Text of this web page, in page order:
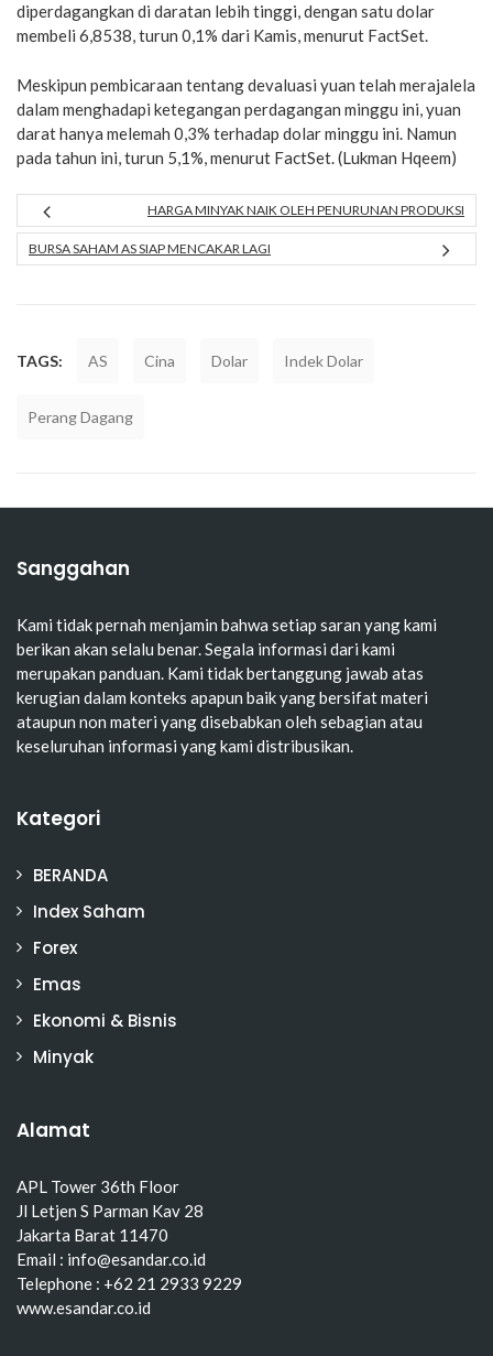
diperdagangkan di daratan lebih tinggi, dengan satu dolar
membeli 6,8538, turun 0,1% dari Kamis, menurut FactSet.
Meskipun pembicaraan tentang devaluasi yuan telah merajalela
dalam menghadapi ketegangan perdagangan minggu ini, yuan
darat hanya melemah 0,3% terhadap dolar minggu ini. Namun
pada tahun ini, turun 5,1%, menurut FactSet. (Lukman Hqeem)
HARGA MINYAK NAIK OLEH PENURUNAN PRODUKSI
BURSA SAHAM AS SIAP MENCAKAR LAGI
TAGS: AS Cina Dolar Indek Dolar
Perang Dagang
Sanggahan
Kami tidak pernah menjamin bahwa setiap saran yang kami
berikan akan selalu benar. Segala informasi dari kami
merupakan panduan. Kami tidak bertanggung jawab atas
kerugian dalam konteks apapun baik yang bersifat materi
ataupun non materi yang disebabkan oleh sebagian atau
keseluruhan informasi yang kami distribusikan.
Kategori
BERANDA
Index Saham
Forex
Emas
Ekonomi & Bisnis
Minyak
Alamat
APL Tower 36th Floor
Jl Letjen S Parman Kav 28
Jakarta Barat 11470
Email : info@esandar.co.id
Telephone : +62 21 2933 9229
www.esandar.co.id